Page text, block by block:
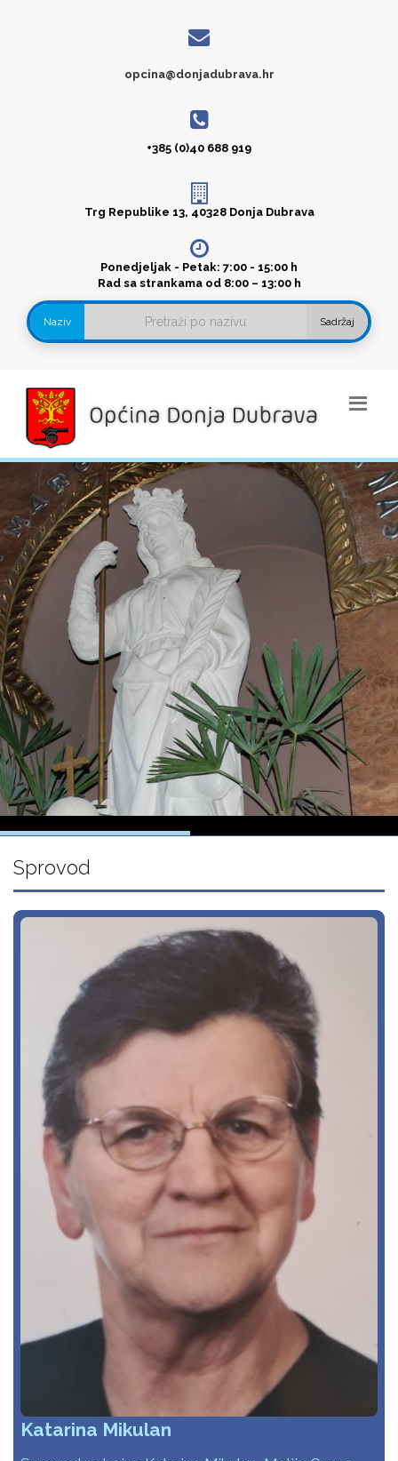
opcina@donjadubrava.hr
+385 (0)40 688 919
Trg Republike 13, 40328 Donja Dubrava
Ponedjeljak - Petak: 7:00 - 15:00 h
Rad sa strankama od 8:00 – 13:00 h
Naziv Sadržaj
Sprovod
Katarina Mikulan